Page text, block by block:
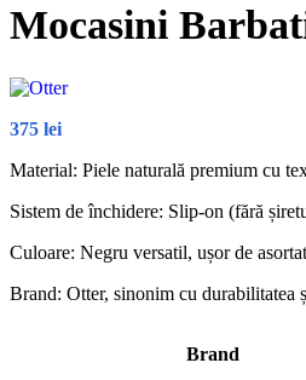
Mocasini
375 lei
Material: Piele naturală premium cu
Sistem de închidere: Slip-on (fără
Culoare: Negru versatil, ușor de
Brand: Otter, sinonim cu durabilitatea
Brand